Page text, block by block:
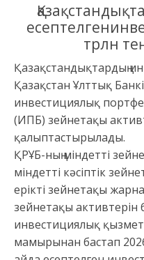
трлн
Қазақстандықтардың
Қазақстан Ұлттық
инвестициялық
(ИПБ) зейнетақы
қалыптастырылады.
ҚРҰБ-ның міндетті
міндетті кәсіптік
ерікті зейнетақы
зейнетақы активтерін
инвестициялық
мамырынан бастап 2026